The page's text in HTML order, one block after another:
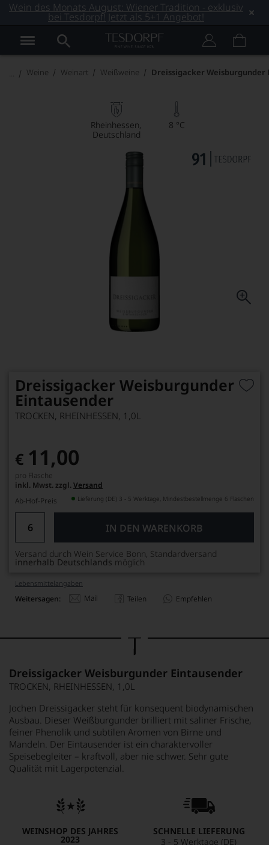
Wein des Monats August: Wiener Tradition - exklusiv
bei Tesdorpf! Jetzt als 5+1 Angebot!
Weine Weinart Weißweine Dreissigacker Weisburgunder
Rheinhessen
Deutschland
8 °C
Dreissigacker Weisburgunder
Eintausender
TROCKEN, RHEINHESSEN, 1,0L
€ 11,00
pro Flasche
inkl. Mwst. zzgl. Versand
Ab-Hof-Preis
Lieferung (DE) 3 - 5 Werktage, Mindestbestellmenge 6 Flaschen
IN DEN WARENKORB
Versand durch Wein Service Bonn, Standardversand
innerhalb Deutschlands möglich
Lebensmittel­angaben
Weitersagen: Mail Teilen Empfehlen
Dreissigacker Weisburgunder Eintausender
TROCKEN, RHEINHESSEN, 1,0L
Jochen Dreissigacker steht für konsequent biodynamischen
Ausbau. Dieser Weißburgunder brilliert mit saliner Frische,
feiner Phenolik und subtilen Aromen von Birne und
Mandeln. Der Eintausender ist ein charaktervoller
Speisebegleiter – kraftvoll, aber nie schwer. Sehr gute
Qualität mit Lagerpotenzial.
WEINSHOP DES JAHRES
2023
SCHNELLE LIEFERUNG
3 - 5 Werktage (DE)